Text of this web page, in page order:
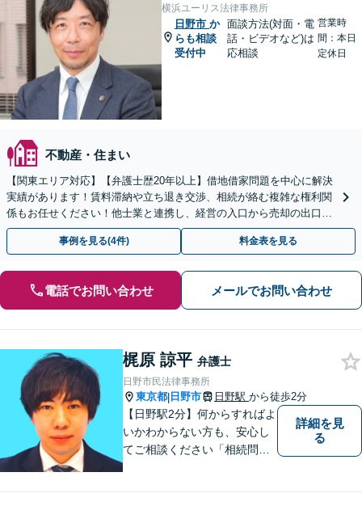
横浜ユーリス法律事務所
日野市 か
らも相談
受付中
面談方法(対面・電
話・ビデオなど)は
応相談
営業時
間：本日
定休日
不動産・住まい
【関東エリア対応】【弁護士歴20年以上】借地借家問題を中心に解決
実績があります！賃料滞納や立ち退き交渉、相続が絡む複雑な権利関
係もお任せください！他士業と連携し、経営の入口から売却の出口ま
で一貫サポート【夜間や休日相談も対応可能】
事例を見る(4件) 料金表を見る
電話でお問い合わせ メールでお問い合わせ
梶原 諒平 弁護士
日野市民法律事務所
東京都| 日野市 日野駅 から徒歩2分
【日野駅2分】何からすればよ
いかわからない方も、安心し
てご相談ください「相続問
詳細を見
る